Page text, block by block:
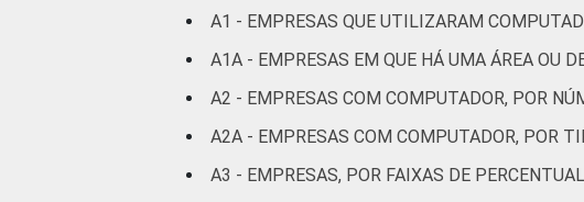
veículos
automotores e
67
Transporte,
armazenagem e
correio
68 79
A1 - EMPRESAS QUE UTILIZARAM
A1A - EMPRESAS EM QUE HÁ UMA ÁREA OU
A2 - EMPRESAS COM COMPUTADOR, POR
A2A - EMPRESAS COM COMPUTADOR, POR
A3 - EMPRESAS, POR FAIXAS DE